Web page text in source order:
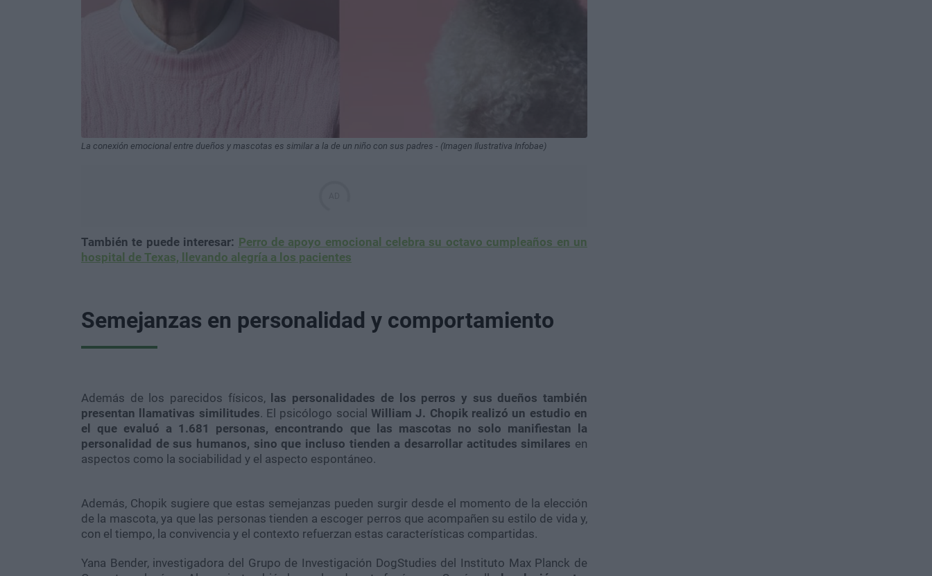
La conexión emocional entre dueños y mascotas es similar a la de un niño con sus padres - (Imagen Ilustrativa Infobae)
También te puede interesar: Perro de apoyo emocional celebra su octavo cumpleaños en un
hospital de Texas, llevando alegría a los pacientes
Semejanzas en personalidad y comportamiento
Además de los parecidos físicos,
las personalidades de los perros y sus dueños también
presentan llamativas similitudes. El psicólogo social William J. Chopik realizó un estudio en
el que evaluó a 1.681 personas, encontrando que las mascotas no solo manifiestan la
personalidad de sus humanos, sino que incluso tienden a desarrollar actitudes similares en
aspectos como la sociabilidad y el aspecto espontáneo.
Además, Chopik sugiere que estas semejanzas pueden surgir desde el momento de la elección
de la mascota, ya que las personas tienden a escoger perros que acompañen su estilo de vida y,
con el tiempo, la convivencia y el contexto refuerzan estas características compartidas.
Yana Bender, investigadora del Grupo de Investigación DogStudies del Instituto Max Planck de